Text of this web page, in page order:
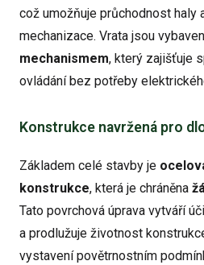
což umožňuje průchodnost haly
mechanizace. Vrata jsou
mechanismem, který zajišťuje
ovládání bez potřeby
Konstrukce navržená pro
Základem celé stavby je
konstrukce, která je chráněna
Tato povrchová úprava vytváří
a prodlužuje životnost
vystavení povětrnostním